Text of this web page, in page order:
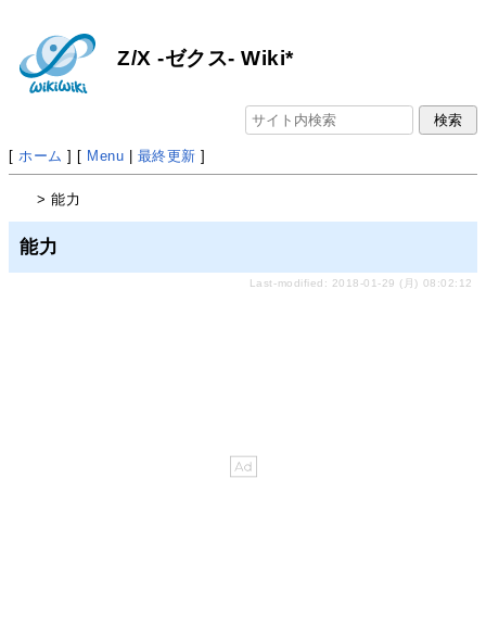
Z/X -ゼクス- Wiki*
[ ホーム ] [ Menu | 最終更新 ]
> 能力
能力
Last-modified: 2018-01-29 (月) 08:02:12